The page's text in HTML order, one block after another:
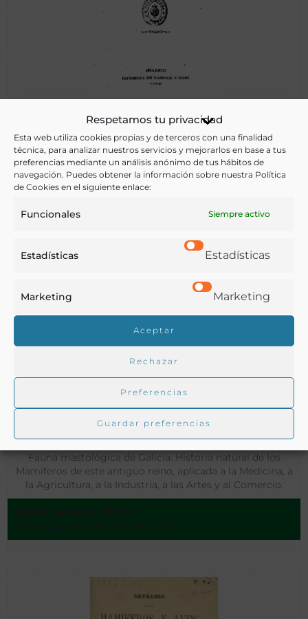
Respetamos tu privacidad
Esta web utiliza cookies propias y de terceros con una finalidad
técnica, para analizar nuestros servicios y mejorarlos en base a tus
preferencias mediante un análisis anónimo de tus hábitos de
navegación. Puedes obtener la información sobre nuestra Política
de Cookies en el siguiente enlace:
Funcionales Siempre activo
Estadísticas Estadísticas
Marketing Marketing
Aceptar
Rechazar
Preferencias
Guardar preferencias
La inteligencia de las aves y de los mamíferos
Menault, Ernest
Madrid - Entre 1860 y 1890?
Fauna mastológica de Galicia. Historia natural de los
Mamíferos de este antiguo reino, aplicada a la Medicina, a
la Agricultura, a la Industria, a las Artes y al Comercio.